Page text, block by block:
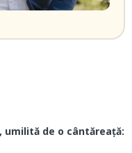
umilită de o cântăreață: